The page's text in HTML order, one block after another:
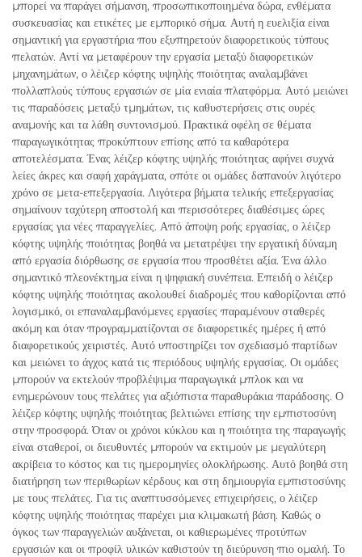
μπορεί να παράγει σήμανση, προσωπικοποιημένα δώρα, ενθέματα
συσκευασίας και ετικέτες με εμπορικό σήμα. Αυτή η ευελιξία είναι
σημαντική για εργαστήρια που εξυπηρετούν διαφορετικούς τύπους
πελατών. Αντί να μεταφέρουν την εργασία μεταξύ διαφορετικών
μηχανημάτων, ο λέιζερ κόφτης υψηλής ποιότητας αναλαμβάνει
πολλαπλούς τύπους εργασιών σε μία ενιαία πλατφόρμα. Αυτό μειώνει
τις παραδόσεις μεταξύ τμημάτων, τις καθυστερήσεις στις ουρές
αναμονής και τα λάθη συντονισμού. Πρακτικά οφέλη σε θέματα
παραγωγικότητας προκύπτουν επίσης από τα καθαρότερα
αποτελέσματα. Ένας λέιζερ κόφτης υψηλής ποιότητας αφήνει συχνά
λείες άκρες και σαφή χαράγματα, οπότε οι ομάδες δαπανούν λιγότερο
χρόνο σε μετα-επεξεργασία. Λιγότερα βήματα τελικής επεξεργασίας
σημαίνουν ταχύτερη αποστολή και περισσότερες διαθέσιμες ώρες
εργασίας για νέες παραγγελίες. Από άποψη ροής εργασίας, ο λέιζερ
κόφτης υψηλής ποιότητας βοηθά να μετατρέψει την εργατική δύναμη
από εργασία διόρθωσης σε εργασία που προσθέτει αξία. Ένα άλλο
σημαντικό πλεονέκτημα είναι η ψηφιακή συνέπεια. Επειδή ο λέιζερ
κόφτης υψηλής ποιότητας ακολουθεί διαδρομές που καθορίζονται από
λογισμικό, οι επαναλαμβανόμενες εργασίες παραμένουν σταθερές
ακόμη και όταν προγραμματίζονται σε διαφορετικές ημέρες ή από
διαφορετικούς χειριστές. Αυτό υποστηρίζει τον σχεδιασμό παρτίδων
και μειώνει το άγχος κατά τις περιόδους υψηλής εργασίας. Οι ομάδες
μπορούν να εκτελούν προβλέψιμα παραγωγικά μπλοκ και να
ενημερώνουν τους πελάτες για αξιόπιστα παραθυράκια παράδοσης. Ο
λέιζερ κόφτης υψηλής ποιότητας βελτιώνει επίσης την εμπιστοσύνη
στην προσφορά. Όταν οι χρόνοι κύκλου και η ποιότητα της παραγωγής
είναι σταθεροί, οι διευθυντές μπορούν να εκτιμούν με μεγαλύτερη
ακρίβεια το κόστος και τις ημερομηνίες ολοκλήρωσης. Αυτό βοηθά στη
διατήρηση των περιθωρίων κέρδους και στη δημιουργία εμπιστοσύνης
με τους πελάτες. Για τις αναπτυσσόμενες επιχειρήσεις, ο λέιζερ
κόφτης υψηλής ποιότητας παρέχει μια κλιμακωτή βάση. Καθώς ο
όγκος των παραγγελιών αυξάνεται, οι καθιερωμένες προτύπων
εργασιών και οι προφίλ υλικών καθιστούν τη διεύρυνση πιο ομαλή. Το